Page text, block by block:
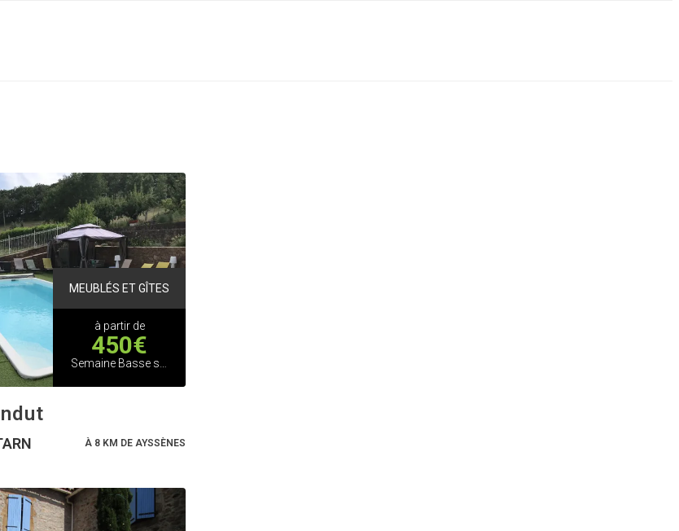
MEUBLÉS ET GÎTES
à partir de
450€
À 8 KM DE AYSSÈNES